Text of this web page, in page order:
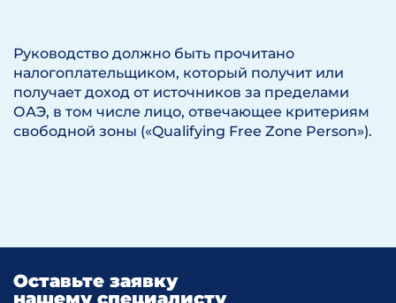
Руководство должно быть прочитано
налогоплательщиком, который получит или
получает доход от источников за пределами
ОАЭ, в том числе лицо, отвечающее критериям
свободной зоны («Qualifying Free Zone Person»).
Оставьте заявку
нашему специалисту